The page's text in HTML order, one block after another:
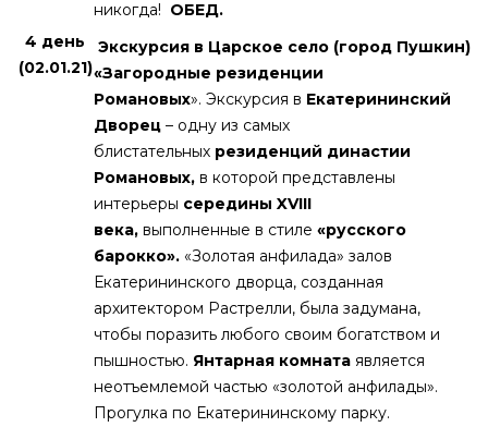
4 день
(02.01.21)
никогда! ОБЕД.
Экскурсия в Царское село (город Пушкин)
«Загородные резиденции
Романовых». Экскурсия в Екатерининский
Дворец – одну из самых
блистательных резиденций династии
Романовых, в которой представлены
интерьеры середины XVIII
века, выполненные в стиле «русского
барокко». «Золотая анфилада» залов
Екатерининского дворца, созданная
архитектором Растрелли, была задумана,
чтобы поразить любого своим богатством и
пышностью. Янтарная комната является
неотъемлемой частью «золотой анфилады».
Прогулка по Екатерининскому парку.